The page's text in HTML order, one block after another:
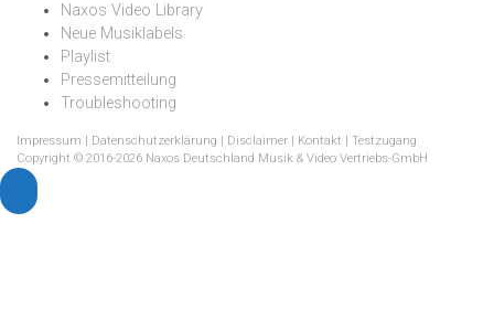
Naxos Video Library
Neue Musiklabels
Playlist
Pressemitteilung
Troubleshooting
Impressum | Datenschutzerklärung | Disclaimer | Kontakt | Testzugang
Copyright © 2016-2026 Naxos Deutschland Musik & Video Vertriebs-GmbH